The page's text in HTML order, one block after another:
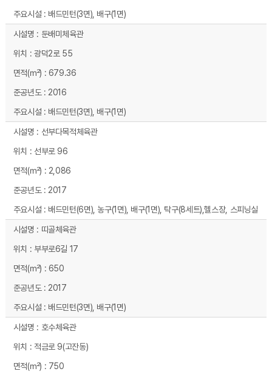
배드민턴(3면), 배구(1면)
둔배미체육관
광덕2로 55
679.36
2016
배드민턴(3면), 배구(1면)
선부다목적체육관
선부로 96
2,086
2017
배드민턴(6면), 농구(1면), 배구(1면), 탁구(8세트),헬스장, 스피닝실
띠골체육관
부부로6길 17
650
2017
배드민턴(3면), 배구(1면)
호수체육관
적금로 9(고잔동)
750